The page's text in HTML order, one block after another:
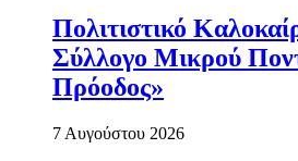
Πολιτιστικό
Σύλλογο Μικρού
Πρόοδος»
7 Αυγούστου 2026